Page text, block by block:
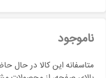
ناموجود
متاسفانه این کالا در حال